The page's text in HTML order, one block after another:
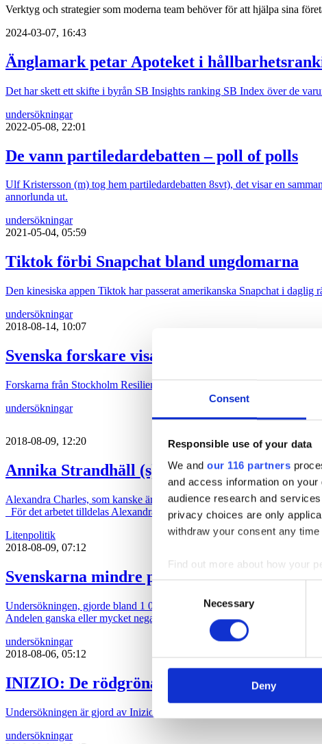
Consent
Responsible use of your data
We and our 116 partners
and access information on
audience research and
privacy choices are only
withdraw your consent any
Find out more about how your
We use cookies to
information about your use of
other information that you’ve
Selection
Necessary
Deny
Verktyg och strategier som moderna team behöver för att hjälpa sina
2024-03-07, 16:43
Änglamark petar Apoteket i
Det har skett ett skifte i byrån SB Insights ranking SB Index över de
undersökningar
2022-05-08, 22:01
De vann partiledardebatten – poll of polls
Ulf Kristersson (m) tog hem partiledardebatten 8svt), det visar en
annorlunda ut.
undersökningar
2021-05-04, 05:59
Tiktok förbi Snapchat bland ungdomarna
Den kinesiska appen Tiktok har passerat amerikanska Snapchat i
undersökningar
2018-08-14, 10:07
Svenska forskare visar samband mellan
Forskarna från Stockholm Resilience Centre, Kungliga
undersökningar
2018-08-09, 12:20
Annika Strandhäll (s) dekorerar Alexandra
Alexandra Charles, som kanske är mest känd för de nattklubbar hon
För det arbetet tilldelas Alexandra Charles medaljen Illis quorum
Litenpolitik
2018-08-09, 07:12
Svenskarna mindre pigga på politisk reklam
Undersökningen, gjorde bland 1 000 personer, tyder på att svenskarna
Andelen ganska eller mycket negativa har däremot ökat från 30 till 45
undersökningar
2018-08-06, 05:12
INIZIO: De rödgröna knappar in på Alliansen
Undersökningen är gjord av Inizio på uppdrag av Aftonbladet inom
undersökningar